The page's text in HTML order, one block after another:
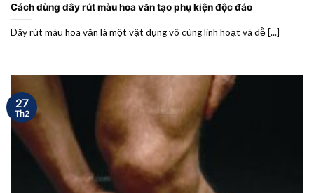
Cách dùng dây rút màu hoa văn tạo phụ kiện độc đáo
Dây rút màu hoa văn là một vật dụng vô cùng linh hoạt và dễ [...]
27
Th2